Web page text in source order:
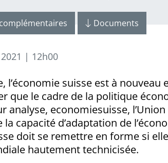
Documents
| 12h00
l’économie suisse est à
que le cadre de la politique
analyse, economiesuisse,
la capacité d’adaptation de
doit se remettre en forme si
hautement technicisée.